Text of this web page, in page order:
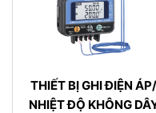
THIẾT BỊ GHI ĐIỆN ÁP/
NHIỆT ĐỘ KHÔNG